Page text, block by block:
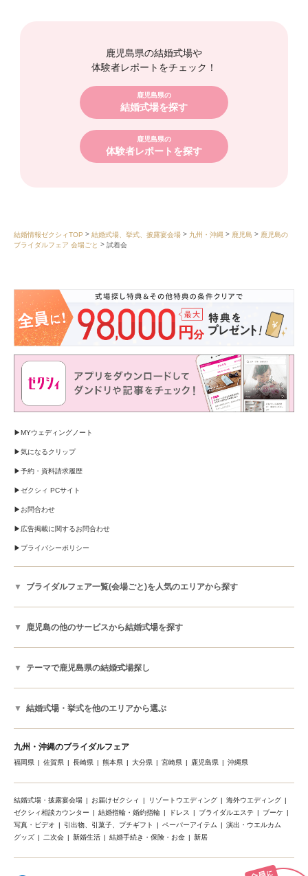
鹿児島県の結婚式場や
体験者レポートをチェック！
鹿児島県の
結婚式場を探す
鹿児島県の
体験者レポートを探す
結婚情報ゼクシィTOP 結婚式場、挙式、披露宴会場 九州・沖縄 鹿児島
鹿児島の
ブライダルフェア 会場ごと
試着会
MYウェディングノート
気になるクリップ
予約・資料請求履歴
ゼクシィ PCサイト
お問合わせ
広告掲載に関するお問合わせ
プライバシーポリシー
ブライダルフェア一覧(会場ごと)を人気のエリアから探す
鹿児島の他のサービスから結婚式場を探す
テーマで鹿児島県の結婚式場探し
結婚式場・挙式を他のエリアから選ぶ
九州・沖縄のブライダルフェア
福岡県 佐賀県 長崎県 熊本県 大分県 宮崎県 鹿児島県 沖縄県
結婚式場・披露宴会場 お届けゼクシィ リゾートウエディング
海外ウエディング
ゼクシィ相談カウンター
結婚指輪・婚約指輪 ドレス ブライダルエステ
ブーケ
写真・ビデオ
引出物、引菓子、プチギフト ペーパーアイテム
演出・ウエルカム
グッズ
二次会 新婚生活 結婚手続き・保険・お金 新居